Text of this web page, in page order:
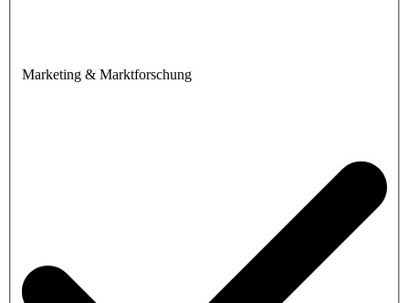
Marketing & Marktforschung